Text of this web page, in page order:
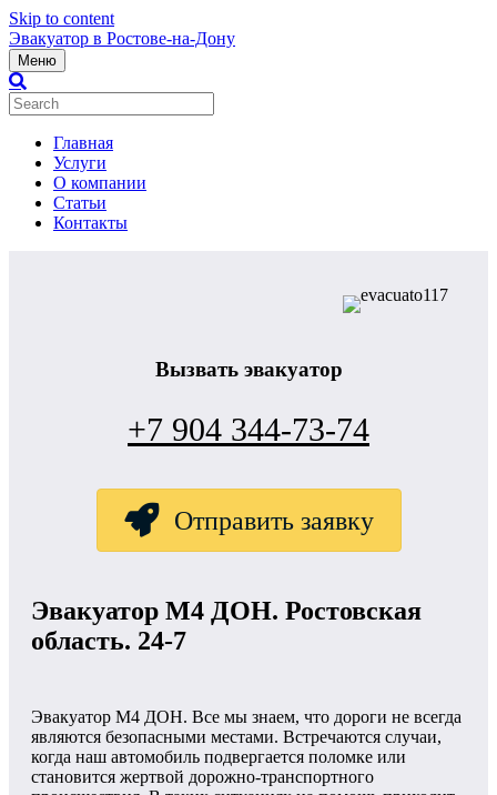
Skip to content
Эвакуатор в Ростове-на-Дону
Меню
Главная
Услуги
О компании
Статьи
Контакты
Вызвать эвакуатор
+7 904 344-73-74
Отправить заявку
Эвакуатор М4 ДОН. Ростовская
область. 24-7
Эвакуатор М4 ДОН. Все мы знаем, что дороги не всегда
являются безопасными местами. Встречаются случаи,
когда наш автомобиль подвергается поломке или
становится жертвой дорожно-транспортного